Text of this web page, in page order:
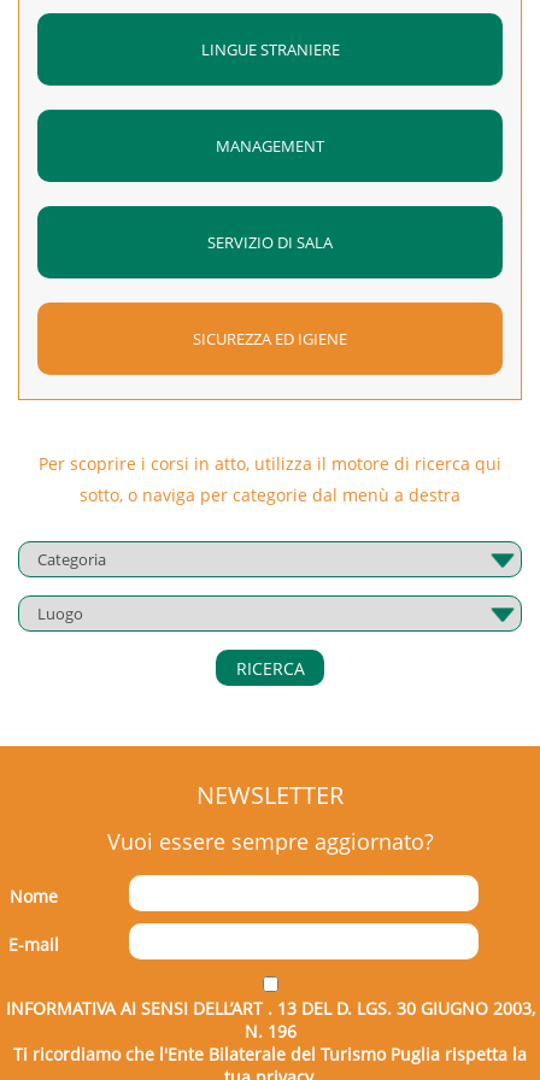
LINGUE STRANIERE
MANAGEMENT
SERVIZIO DI SALA
SICUREZZA ED IGIENE
Per scoprire i corsi in atto, utilizza il motore di ricerca qui
sotto, o naviga per categorie dal menù a destra
RICERCA
NEWSLETTER
Vuoi essere sempre aggiornato?
Nome
E-mail
INFORMATIVA AI SENSI DELL’ART . 13 DEL D. LGS. 30 GIUGNO 2003,
N. 196
Ti ricordiamo che l'Ente Bilaterale del Turismo Puglia rispetta la